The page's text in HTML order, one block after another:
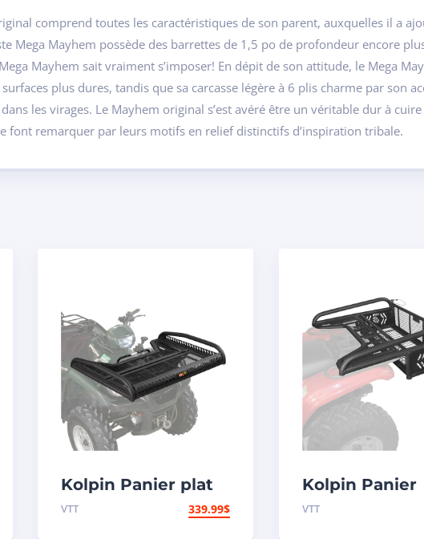
comprend toutes les caractéristiques de son parent, auxquelles il a
Mega Mayhem possède des barrettes de 1,5 po de profondeur encore
Mayhem sait vraiment s’imposer! En dépit de son attitude, le Mega
plus dures, tandis que sa carcasse légère à 6 plis charme par son
les virages. Le Mayhem original s’est avéré être un véritable dur à
font remarquer par leurs motifs en relief distinctifs d’inspiration tribale.
Kolpin Panier plat
pliant
VTT 339.99$
Kolpin Panier
arrière
VTT